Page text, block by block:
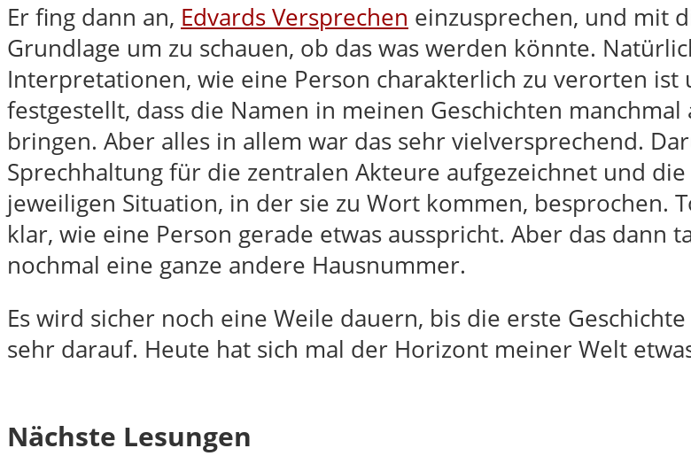
Er fing dann an, Edvards Versprechen einzusprechen, und mit
Grundlage um zu schauen, ob das was werden könnte.
Interpretationen, wie eine Person charakterlich zu verorten ist
festgestellt, dass die Namen in meinen Geschichten
bringen. Aber alles in allem war das sehr vielversprechend.
Sprechhaltung für die zentralen Akteure aufgezeichnet und
jeweiligen Situation, in der sie zu Wort kommen, besprochen.
klar, wie eine Person gerade etwas ausspricht. Aber das dann
nochmal eine ganze andere Hausnummer.
Es wird sicher noch eine Weile dauern, bis die erste
sehr darauf. Heute hat sich mal der Horizont meiner Welt
Nächste Lesungen